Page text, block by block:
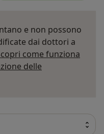
e non possono
dai dottori a
come funziona
delle